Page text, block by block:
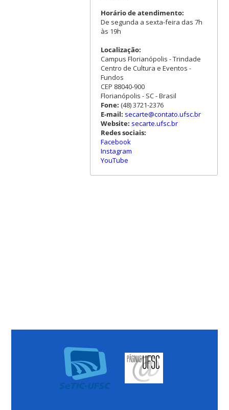
Horário de atendimento:
De segunda a sexta-feira das 7h
às 19h
Localização:
Campus Florianópolis - Trindade
Centro de Cultura e Eventos -
Fundos
CEP 88040-900
Florianópolis - SC - Brasil
Fone: (48) 3721-2376
E-mail: secarte@contato.ufsc.br
Website: secarte.ufsc.br
Redes sociais:
Facebook
Instagram
YouTube